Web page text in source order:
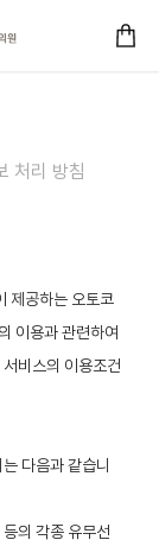
부과 :: 사이
처리 방침